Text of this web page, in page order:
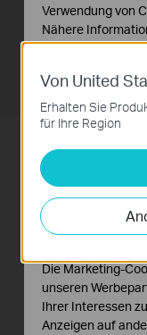
Richten
Zeitplan
Machen Sie
bestimmen
Ausschalten
Von United
Erhalten Sie
für Ihre Region
Verwendung von
Nähere
Notwendige
erforderlich und
Analyse- und
Analyse-Cookies
auf unserer
Funktionsweise
Die Marketing-
unseren
Ihrer Interessen
Anzeigen auf